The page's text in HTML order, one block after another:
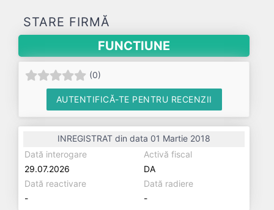
STARE FIRMĂ
FUNCTIUNE
(0)
AUTENTIFICĂ-TE PENTRU RECENZII
INREGISTRAT din data 01 Martie 2018
Dată interogare
29.07.2026
Activă fiscal
DA
Dată reactivare
-
Dată radiere
-